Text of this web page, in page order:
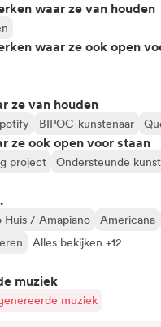
waar ze van houden
waar ze ook open
ze van houden
BIPOC-kunstenaar
ze ook open voor staan
project Ondersteunde
Huis / Amapiano Americana
Alles bekijken +12
muziek
muziek